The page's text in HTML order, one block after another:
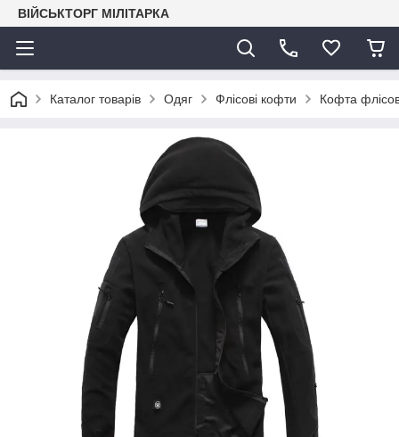
ВІЙСЬКТОРГ МІЛІТАРКА
Каталог товарів Одяг Флісові кофти Кофта